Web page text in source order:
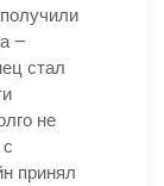
–
стал
не
принял